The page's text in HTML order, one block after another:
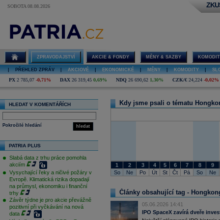
SOBOTA 08.08.2026
ZPRAVODAJSTVÍ AKCIE & FONDY MĚNY & SAZBY
PŘEHLED ZPRÁV AKCIOVÉ EKONOMICKÉ MĚNY KOMODITY
PX 2 785,07 -0,71% DAX 26 319,45 0,69% NDQ 26 690,62 1,30% CZK/€ 24,224 -0,02%
HLEDAT V KOMENTÁŘÍCH
hledat
Pokročilé hledání
PATRIA PLUS
Slabá data z trhu práce pomohla
akciím
Vysychající řeky a ničivé požáry v
Evropě. Klimatická rizika dopadají
na průmysl, ekonomiku i finanční
trhy
Závěr týdne je pro akcie převážně
pozitivní při vyčkávání na nová
data
Kdy jsme psali o tématu
1 2 3 4 5 6 7 8
9
So
Ne Po Út St Čt Pá So Ne
Články obsahující tag -
05.06.2026 14:41
IPO SpaceX zavírá dveře